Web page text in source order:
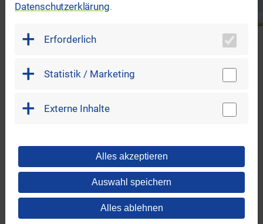
Überprüfung
ohne Strommessgerät
feststellen, ob Ihr Stromverbrauch in Ordnung ist.
abgebildet, die Ihnen dabei hilft Ihren persönlichen
weit über dem eingetragenen Wert liegt, haben Sie
wahrscheinlich einen Stromfresser im Haus.
Datenschutzerklärung.
Erforderlich
Statistik / Marketing
Externe Inhalte
Alles akzeptieren
Auswahl speichern
Alles ablehnen